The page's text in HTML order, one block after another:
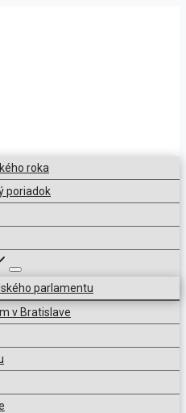
roka
poriadok
parlamentu
v Bratislave